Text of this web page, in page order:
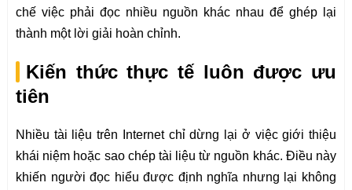
chế việc phải đọc nhiều nguồn khác nhau để ghép lại
thành một lời giải hoàn chỉnh.
Kiến thức thực tế luôn được ưu
tiên
Nhiều tài liệu trên Internet chỉ dừng lại ở việc giới thiệu
khái niệm hoặc sao chép tài liệu từ nguồn khác. Điều này
khiến người đọc hiểu được định nghĩa nhưng lại không